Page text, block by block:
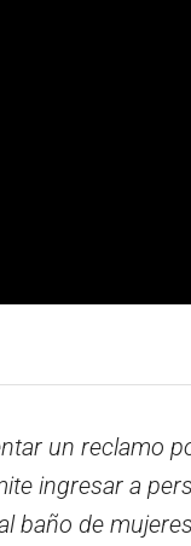
un reclamo
ingresar a
baño de